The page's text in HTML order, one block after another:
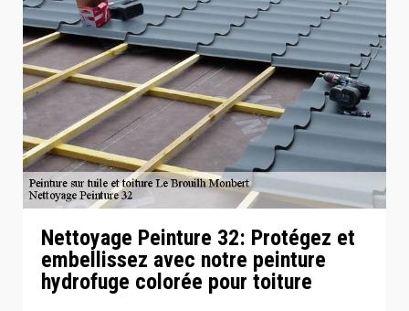
Nettoyage Peinture 32: Protégez et
embellissez avec notre peinture
hydrofuge colorée pour toiture